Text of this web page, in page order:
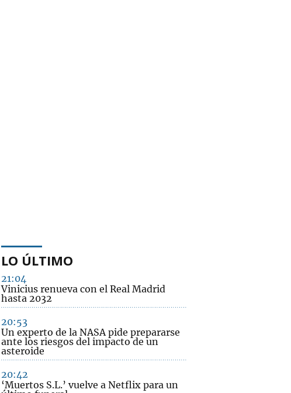
LO ÚLTIMO
21:04
Vinicius renueva con el Real Madrid
hasta 2032
20:53
Un experto de la NASA pide prepararse
ante los riesgos del impacto de un
asteroide
20:42
‘Muertos S.L.’ vuelve a Netflix para un